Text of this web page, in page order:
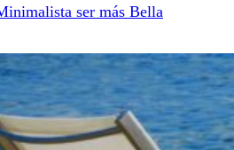
ser más Bella
De Almacenamiento De